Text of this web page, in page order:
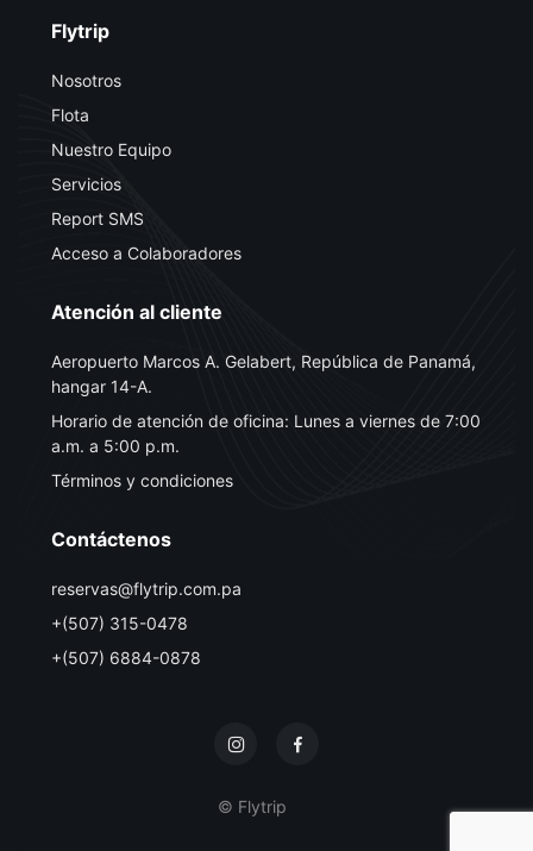
Flytrip
Nosotros
Flota
Nuestro Equipo
Servicios
Report SMS
Acceso a Colaboradores
Atención al cliente
Aeropuerto Marcos A. Gelabert, República de Panamá,
hangar 14-A.
Horario de atención de oficina: Lunes a viernes de 7:00
a.m. a 5:00 p.m.
Términos y condiciones
Contáctenos
reservas@flytrip.com.pa
+(507) 315-0478
+(507) 6884-0878
© Flytrip